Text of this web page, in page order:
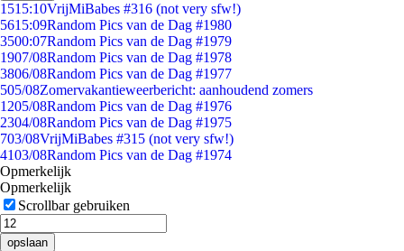
1515:10VrijMiBabes #316 (not very sfw!)
5615:09Random Pics van de Dag #1980
3500:07Random Pics van de Dag #1979
1907/08Random Pics van de Dag #1978
3806/08Random Pics van de Dag #1977
505/08Zomervakantieweerbericht: aanhoudend zomers
1205/08Random Pics van de Dag #1976
2304/08Random Pics van de Dag #1975
703/08VrijMiBabes #315 (not very sfw!)
4103/08Random Pics van de Dag #1974
Opmerkelijk
Opmerkelijk
Scrollbar gebruiken
opslaan